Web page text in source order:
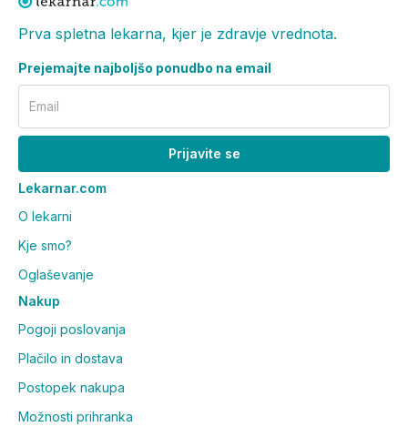
Prva spletna lekarna, kjer je zdravje vrednota.
Prejemajte najboljšo ponudbo na email
Email
Prijavite se
Lekarnar.com
O lekarni
Kje smo?
Oglaševanje
Nakup
Pogoji poslovanja
Plačilo in dostava
Postopek nakupa
Možnosti prihranka